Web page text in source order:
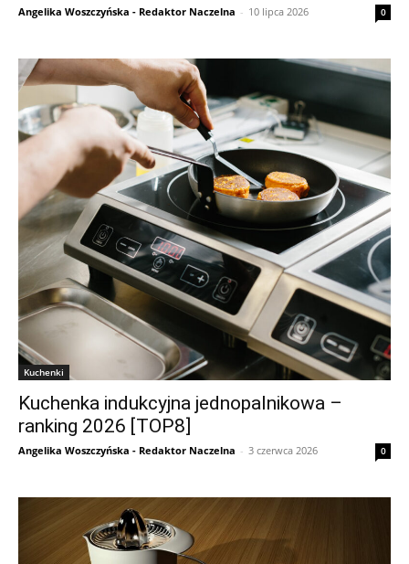
Angelika Woszczyńska - Redaktor Naczelna - 10 lipca 2026 0
Kuchenki
Kuchenka indukcyjna jednopalnikowa –
ranking 2026 [TOP8]
Angelika Woszczyńska - Redaktor Naczelna - 3 czerwca 2026 0